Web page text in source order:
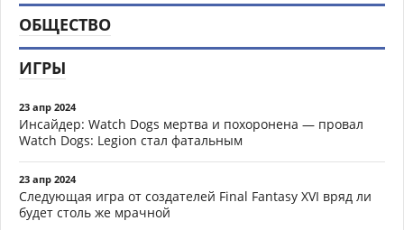
ОБЩЕСТВО
ИГРЫ
23 апр 2024
Инсайдер: Watch Dogs мертва и похоронена — провал
Watch Dogs: Legion стал фатальным
23 апр 2024
Следующая игра от создателей Final Fantasy XVI вряд ли
будет столь же мрачной